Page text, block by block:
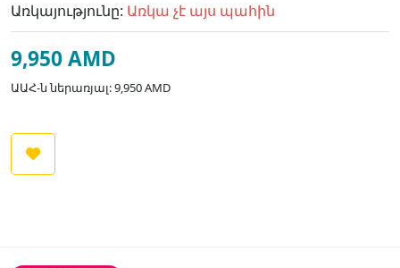
Առկայությունը: Առկա չէ այս պահին
9,950 AMD
ԱԱՀ-ն ներառյալ: 9,950 AMD